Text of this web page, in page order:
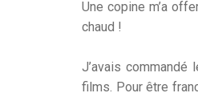
Une copine m’a
chaud !
J’avais
films. Pour être